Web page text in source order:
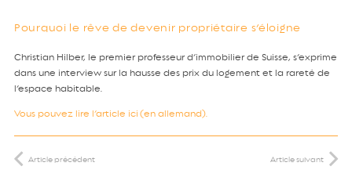
Pourquoi le rêve de devenir propriétaire s’éloigne
Christian Hilber, le premier professeur d’immobilier de Suisse, s’exprime
dans une interview sur la hausse des prix du logement et la rareté de
l’espace habitable.
Vous pouvez lire l’article ici (en allemand).
Article précédent Article suivant